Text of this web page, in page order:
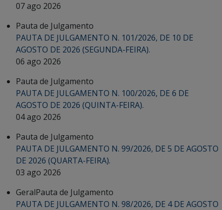
07 ago 2026
Pauta de Julgamento
PAUTA DE JULGAMENTO N. 101/2026, DE 10 DE
AGOSTO DE 2026 (SEGUNDA-FEIRA).
06 ago 2026
Pauta de Julgamento
PAUTA DE JULGAMENTO N. 100/2026, DE 6 DE
AGOSTO DE 2026 (QUINTA-FEIRA).
04 ago 2026
Pauta de Julgamento
PAUTA DE JULGAMENTO N. 99/2026, DE 5 DE AGOSTO
DE 2026 (QUARTA-FEIRA).
03 ago 2026
GeralPauta de Julgamento
PAUTA DE JULGAMENTO N. 98/2026, DE 4 DE AGOSTO